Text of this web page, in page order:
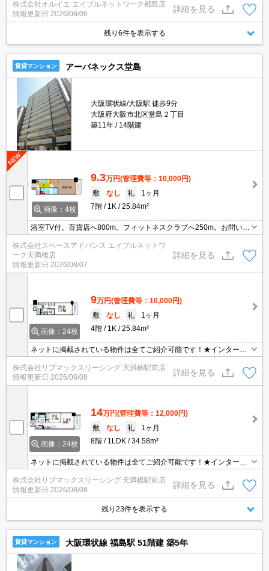
お迎えサービスも実施中です。詳しくは「エイブルネットワーク都
島店」０１２０－０１０－７９９にお気軽にお問合せ下さい♪
株式会社オルイエ エイブルネットワーク都島店
情報更新日 2026/08/06
詳細を見る
残り6件を表示する
賃貸マンション アーバネックス堂島
大阪環状線/大阪駅 徒歩9分
大阪府大阪市北区堂島２丁目
築11年
14階建
画像：4枚
9.3万円(管理費等：10,000円)
敷
なし 礼
1ヶ月
7階
1K 25.84m²
浴室TV付。百貨店へ800m。フィットネスクラブへ250m。お問い合
株式会社スペースアドバンス エイブルネットワ
ーク天満橋店
情報更新日 2026/08/07
詳細を見る
画像：24枚
9万円(管理費等：10,000円)
敷
なし 礼
1ヶ月
4階
1K 25.84m²
ネットに掲載されている物件は全てご紹介可能です！★インターネ
ナ等、設備も充実★敷地内にシェアサイクル（LUUP）あり★
株式会社リブマックスリーシング 天満橋駅前店
情報更新日 2026/08/08
詳細を見る
画像：24枚
14万円(管理費等：12,000円)
敷
なし 礼
1ヶ月
8階
1LDK 34.58m²
ネットに掲載されている物件は全てご紹介可能です！★インターネ
室TV、床暖房等、充実の設備です♪設備充実の高級賃貸マンション
です♪
株式会社リブマックスリーシング 天満橋駅前店
情報更新日 2026/08/08
詳細を見る
残り23件を表示する
賃貸マンション 大阪環状線 福島駅 51階建 築5年